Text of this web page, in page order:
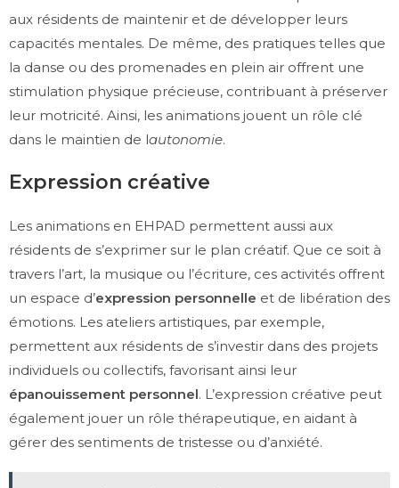
aux résidents de maintenir et de développer leurs
capacités mentales. De même, des pratiques telles que
la danse ou des promenades en plein air offrent une
stimulation physique précieuse, contribuant à préserver
leur motricité. Ainsi, les animations jouent un rôle clé
dans le maintien de lautonomie.
Expression créative
Les animations en EHPAD permettent aussi aux
résidents de s’exprimer sur le plan créatif. Que ce soit à
travers l’art, la musique ou l’écriture, ces activités offrent
un espace d’expression personnelle et de libération des
émotions. Les ateliers artistiques, par exemple,
permettent aux résidents de s’investir dans des projets
individuels ou collectifs, favorisant ainsi leur
épanouissement personnel. L’expression créative peut
également jouer un rôle thérapeutique, en aidant à
gérer des sentiments de tristesse ou d’anxiété.